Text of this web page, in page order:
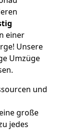
einer
Unsere
Umzüge
und
große
jedes